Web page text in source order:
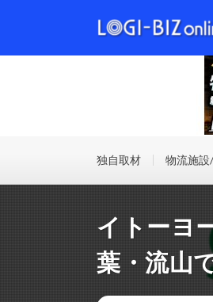
独自取材 物流施
イトーヨ
葉・流山